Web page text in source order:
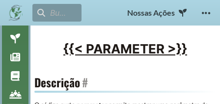
Nossas Ações
{{< PARAMETER >}}
Descrição#